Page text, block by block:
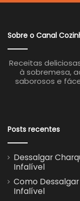
Sobre o Canal
Receitas
à sobremesa,
saborosos e
Posts recentes
Dessalgar
Infalível
Como
Infalível